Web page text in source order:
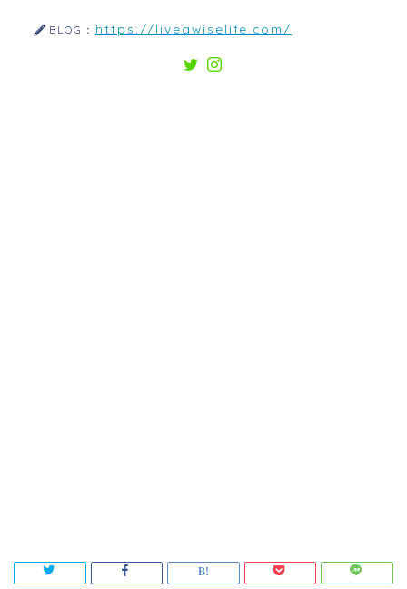
BLOG： https://liveawiselife.com/